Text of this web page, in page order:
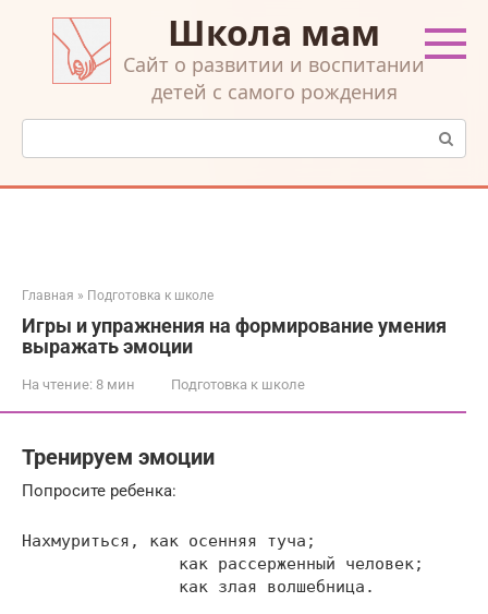
контенту
Школа мам
Cайт о развитии и воспитании
детей с самого рождения
Поиск:
Главная » Подготовка к школе
Игры и упражнения на формирование умения
выражать эмоции
На чтение: 8 мин Подготовка к школе
Тренируем эмоции
Попросите ребенка:
Нахмуриться, как осенняя туча;
		как злая волшебница.